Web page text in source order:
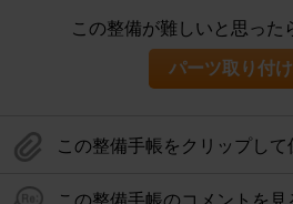
この整備が難しいと思った
パーツ取り付
この整備手帳をクリップして